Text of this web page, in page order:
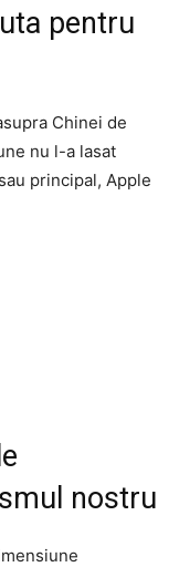
pentru
Chinei de
nu l-a lasat
principal, Apple
nostru